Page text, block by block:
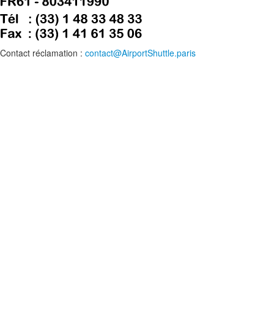
Contact réclamation : contact@AirportShuttle.paris